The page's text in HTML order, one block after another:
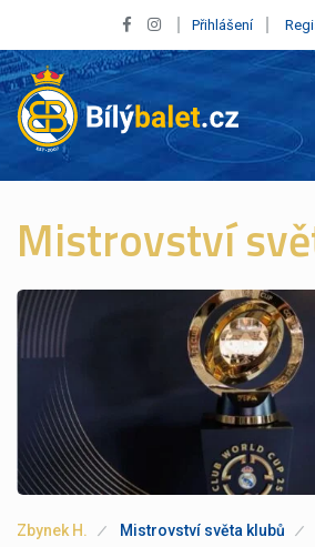
Přihlášení
Mistrovství
Zbynek H. Mistrovství světa klubů